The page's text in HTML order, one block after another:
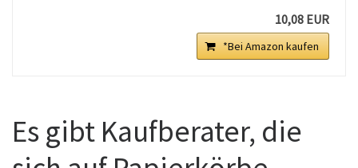
10,08 EUR
*Bei Amazon kaufen
Es gibt Kaufberater, die